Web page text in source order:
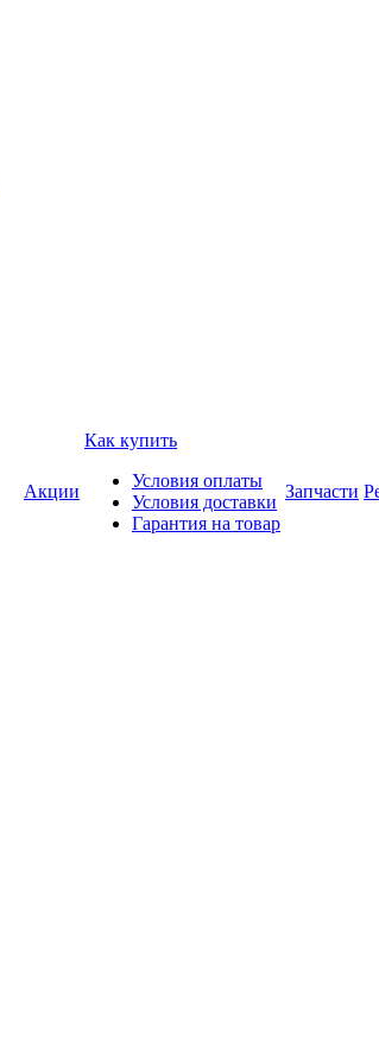
Акции
Как купить
Условия оплаты
Условия доставки
Гарантия на товар
Запчасти